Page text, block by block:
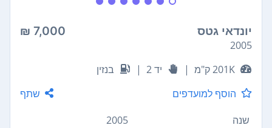
יונדאי גטס 7,000 ₪
2005
201K ק"מ
| יד 2 |
בנזין
הוסף למועדפים
שתף
שנה
2005